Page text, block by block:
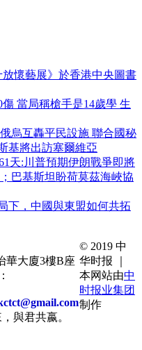
懷藝展》於香港中央圖書
當局稱槍手是14歲學 生
烏互轟平民設施 聯合國秘
基將出訪塞爾維亞
天:川普預期伊朗戰爭即將
巴基斯坦盼荷莫茲海峽協
下，中國與東盟如何共拓
華大廈3樓B座
與君共嬴。
© 2019 中
华时报 ｜
本网站由中
时报业集团
制作